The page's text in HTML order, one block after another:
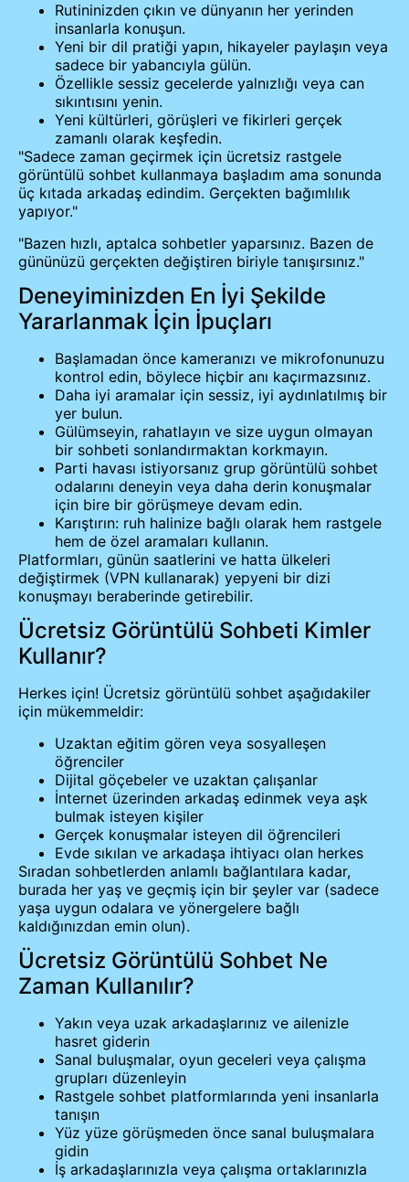
Rutininizden çıkın ve dünyanın her yerinden
insanlarla konuşun.
Yeni bir dil pratiği yapın, hikayeler paylaşın veya
sadece bir yabancıyla gülün.
Özellikle sessiz gecelerde yalnızlığı veya can
sıkıntısını yenin.
Yeni kültürleri, görüşleri ve fikirleri gerçek
zamanlı olarak keşfedin.
"Sadece zaman geçirmek için ücretsiz rastgele
görüntülü sohbet kullanmaya başladım ama sonunda
üç kıtada arkadaş edindim. Gerçekten bağımlılık
yapıyor."
"Bazen hızlı, aptalca sohbetler yaparsınız. Bazen de
gününüzü gerçekten değiştiren biriyle tanışırsınız."
Deneyiminizden En İyi Şekilde
Yararlanmak İçin İpuçları
Başlamadan önce kameranızı ve mikrofonunuzu
kontrol edin, böylece hiçbir anı kaçırmazsınız.
Daha iyi aramalar için sessiz, iyi aydınlatılmış bir
yer bulun.
Gülümseyin, rahatlayın ve size uygun olmayan
bir sohbeti sonlandırmaktan korkmayın.
Parti havası istiyorsanız grup görüntülü sohbet
odalarını deneyin veya daha derin konuşmalar
için bire bir görüşmeye devam edin.
Karıştırın: ruh halinize bağlı olarak hem rastgele
hem de özel aramaları kullanın.
Platformları, günün saatlerini ve hatta ülkeleri
değiştirmek (VPN kullanarak) yepyeni bir dizi
konuşmayı beraberinde getirebilir.
Ücretsiz Görüntülü Sohbeti Kimler
Kullanır?
Herkes için! Ücretsiz görüntülü sohbet aşağıdakiler
için mükemmeldir:
Uzaktan eğitim gören veya sosyalleşen
öğrenciler
Dijital göçebeler ve uzaktan çalışanlar
İnternet üzerinden arkadaş edinmek veya aşk
bulmak isteyen kişiler
Gerçek konuşmalar isteyen dil öğrencileri
Evde sıkılan ve arkadaşa ihtiyacı olan herkes
Sıradan sohbetlerden anlamlı bağlantılara kadar,
burada her yaş ve geçmiş için bir şeyler var (sadece
yaşa uygun odalara ve yönergelere bağlı
kaldığınızdan emin olun).
Ücretsiz Görüntülü Sohbet Ne
Zaman Kullanılır?
Yakın veya uzak arkadaşlarınız ve ailenizle
hasret giderin
Sanal buluşmalar, oyun geceleri veya çalışma
grupları düzenleyin
Rastgele sohbet platformlarında yeni insanlarla
tanışın
Yüz yüze görüşmeden önce sanal buluşmalara
gidin
İş arkadaşlarınızla veya çalışma ortaklarınızla